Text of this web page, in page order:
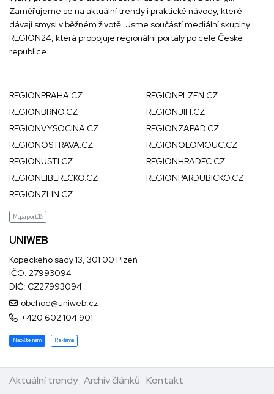
Zaměřujeme se na aktuální trendy i praktické návody, které
dávají smysl v běžném životě. Jsme součástí mediální skupiny
REGION24, která propojuje regionální portály po celé České
republice.
REGIONPRAHA.CZ
REGIONPLZEN.CZ
REGIONBRNO.CZ
REGIONJIH.CZ
REGIONVYSOCINA.CZ
REGIONZAPAD.CZ
REGIONOSTRAVA.CZ
REGIONOLOMOUC.CZ
REGIONUSTI.CZ
REGIONHRADEC.CZ
REGIONLIBERECKO.CZ
REGIONPARDUBICKO.CZ
REGIONZLIN.CZ
Mapa portálů
UNIWEB
Kopeckého sady 13, 301 00 Plzeň
IČO: 27993094
DIČ: CZ27993094
obchod@uniweb.cz
+420 602 104 901
Napište nám Reklama
Aktuální trendy Archiv článků Kontakt